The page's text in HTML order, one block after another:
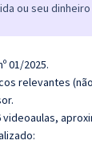
ou seu
01/2025.
relevantes